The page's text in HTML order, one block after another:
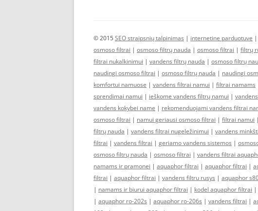
© 2015SEO straipsnių talpinimas | internetine parduotuve |
osmoso filtrai | osmoso filtrų nauda | osmoso filtrai | filtrų
filtrai nukalkinimui | vandens filtrų nauda | osmoso filtrų
naudingi osmoso filtrai | osmoso filtrų nauda | naudingi
komfortui namuose | vandens filtrai namui | filtrai namams
sprendimai namui | ieškome vandens filtrų namui |
vandens kokybei name | rekomenduojami vandens filtrai
osmoso filtrai | namui geriausi osmoso filtrai | filtrai namui |
filtrų nauda | vandens filtrai nugeležinimui | vandens
filtrai | vandens filtrai | geriamo vandens sistemos |
osmoso filtrų nauda | osmoso filtrai | vandens filtrai
namams ir pramonei | aquaphor filtrai | aquaphor filtrai |
filtrai | aquaphor filtrai | vandens filtru rusys | aquaphor
| namams ir biurui aquaphor filtrai | kodel aquaphor filtrai |
| aquaphor ro-202s | aquaphor ro-206s | vandens filtrai |